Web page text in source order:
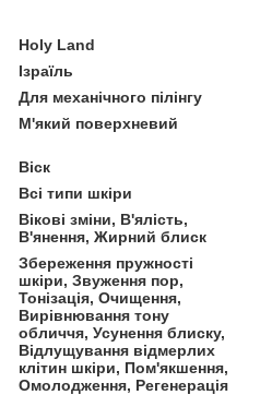
Holy Land
Ізраїль
Для механічного пілінгу
М'який поверхневий
Віск
Всі типи шкіри
Вікові зміни, В'ялість,
В'янення, Жирний блиск
Збереження пружності
шкіри, Звуження пор,
Тонізація, Очищення,
Вирівнювання тону
обличчя, Усунення блиску,
Відлущування відмерлих
клітин шкіри, Пом'якшення,
Омолодження, Регенерація